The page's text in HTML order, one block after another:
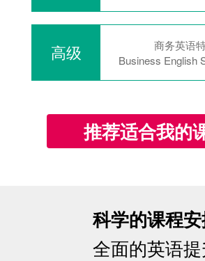
高级
商务英语
Business English
推荐适合我的
科学的课程
全面的英语